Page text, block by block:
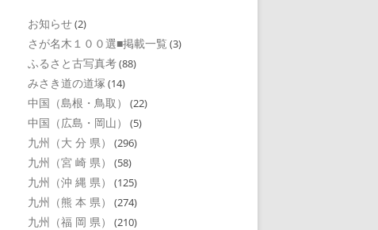
お知らせ(2)
さが名木１００選■掲載一覧 (3)
ふるさと古写真考(88)
みさき道の道塚 (14)
中国（島根・鳥取） (22)
中国（広島・岡山） (5)
九州（大 分 県） (296)
九州（宮 崎 県） (58)
九州（沖 縄 県） (125)
九州（熊 本 県） (274)
九州（福 岡 県） (210)